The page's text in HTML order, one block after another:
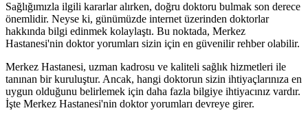
Sağlığımızla ilgili kararlar alırken, doğru doktoru bulmak son derece
önemlidir. Neyse ki, günümüzde internet üzerinden doktorlar
hakkında bilgi edinmek kolaylaştı. Bu noktada, Merkez
Hastanesi'nin doktor yorumları sizin için en güvenilir rehber olabilir.
Merkez Hastanesi, uzman kadrosu ve kaliteli sağlık hizmetleri ile
tanınan bir kuruluştur. Ancak, hangi doktorun sizin ihtiyaçlarınıza en
uygun olduğunu belirlemek için daha fazla bilgiye ihtiyacınız vardır.
İşte Merkez Hastanesi'nin doktor yorumları devreye girer.